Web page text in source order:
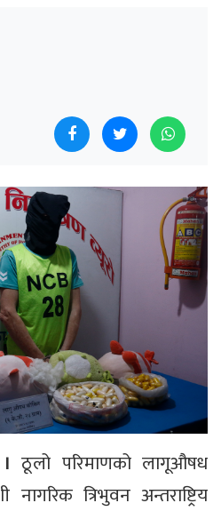
ठूलो परिमाणको लागूऔषध
त्रिभुवन अन्तराष्ट्रिय